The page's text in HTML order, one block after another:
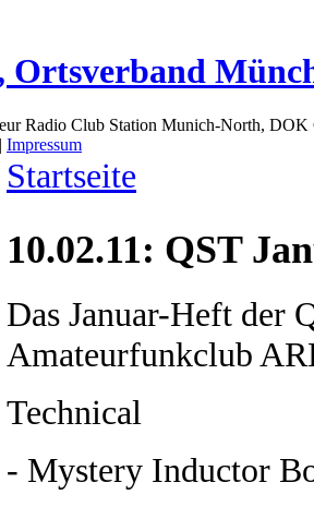
Ortsverband
Radio Club Station Munich-North,
| Impressum
Startseite
10.02.11: QST
Das Januar-Heft der
Amateurfunkclub
Technical
- Mystery Inductor